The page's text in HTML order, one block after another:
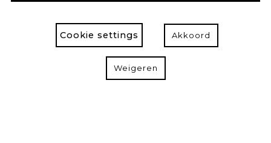
Cookie settings Akkoord
Weigeren